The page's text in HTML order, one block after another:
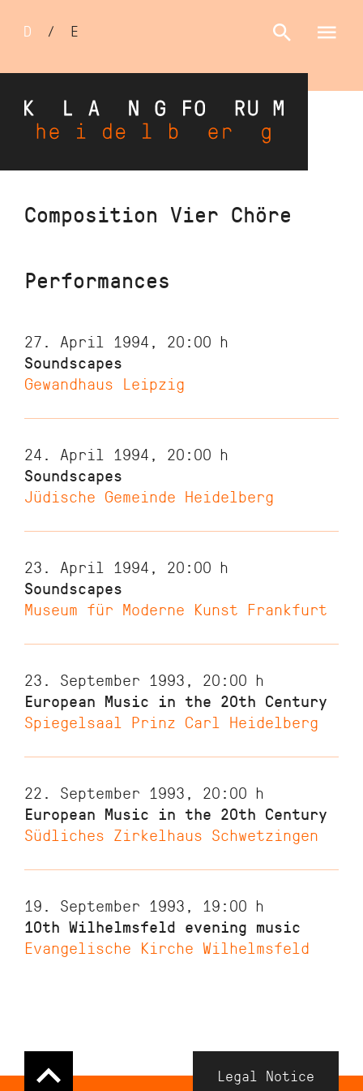
Skip
Sprachumschalter
D / E
Composition Vier Chöre
Performances
27. April 1994, 20:00 h
Soundscapes
Gewandhaus Leipzig
24. April 1994, 20:00 h
Soundscapes
Jüdische Gemeinde Heidelberg
23. April 1994, 20:00 h
Soundscapes
Museum für Moderne Kunst Frankfurt
23. September 1993, 20:00 h
European Music in the 20th Century
Spiegelsaal Prinz Carl Heidelberg
22. September 1993, 20:00 h
European Music in the 20th Century
Südliches Zirkelhaus Schwetzingen
19. September 1993, 19:00 h
10th Wilhelmsfeld evening music
Evangelische Kirche Wilhelmsfeld
Navigation
Legal Notice